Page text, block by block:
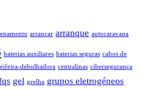
arrancar arranque autocaravana
baterias auxiliares baterias seguras cabos de
debulhadora centralinas cibersegurança
gel grelha grupos eletrogéneos